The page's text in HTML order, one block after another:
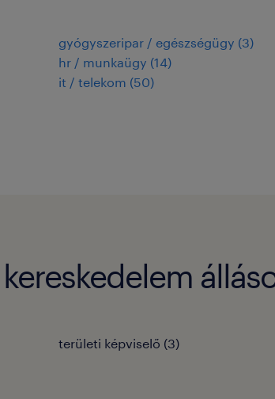
gyógyszeripar / egészségügy (3)
hr / munkaügy (14)
it / telekom (50)
területi képviselő (3)